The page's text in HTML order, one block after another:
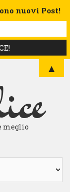
meglio
nuovi Post!
▲